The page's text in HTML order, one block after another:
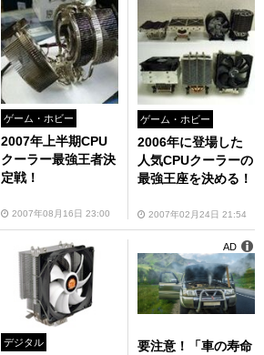
ゲーム・ホビー
2007年上半期CPU
クーラー最強王者決
定戦！
2007年08月16日 23:00
ゲーム・ホビー
2006年に登場した
人気CPUクーラーの
最強王座を決める！
2007年02月24日 21:54
デジタル
要注意！「車の寿命
AD